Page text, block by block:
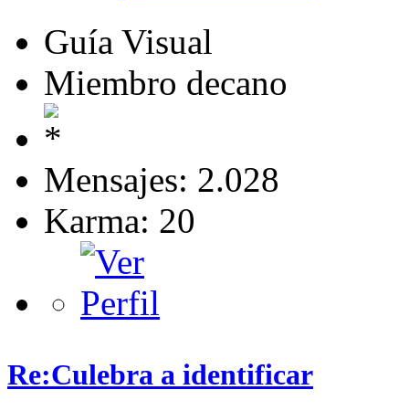
Guía Visual
Miembro decano
Mensajes: 2.028
Karma: 20
Re:Culebra a identificar